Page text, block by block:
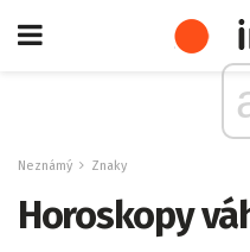
Neznámý Znaky
Horoskopy